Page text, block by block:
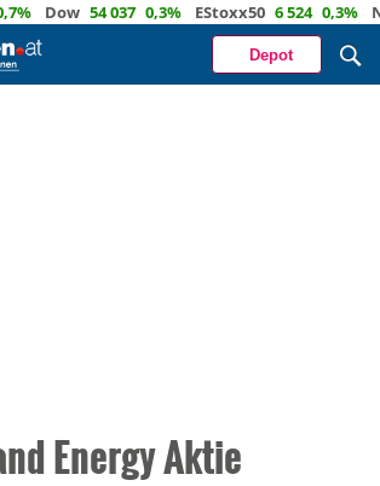
Dow 54 037 0,3% EStoxx50 6 524 0,3%
Depot
Energy Aktie